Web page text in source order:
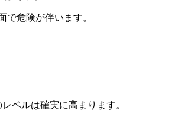
危険が伴います。
ベルは確実に高まります。